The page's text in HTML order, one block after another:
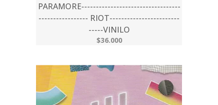
PARAMORE----------------------------------
----------------- RIOT------------------------
-----VINILO
$36.000